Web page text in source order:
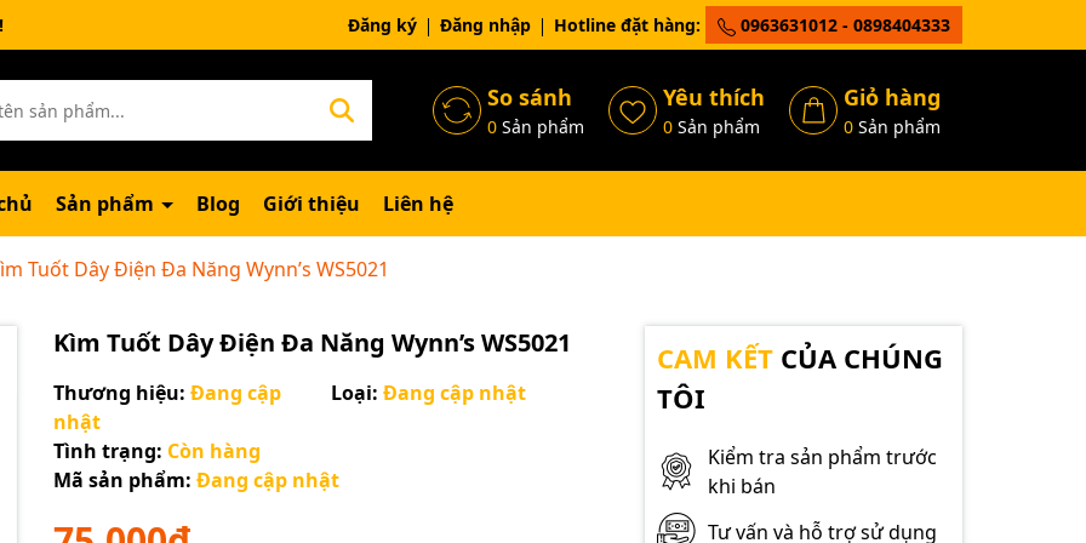
chờ đợi bạn Đăng ký Đăng nhập Hotline đặt hàng: 0963631012 - 0898404333
So sánh
0Sản phẩm
Yêu thích
0Sản phẩm
Giỏ hàng
0Sản phẩm
Sản phẩm Blog Giới thiệu Liên hệ
Tuốt Dây Điện Đa Năng Wynn’s WS5021
Kìm Tuốt Dây Điện Đa Năng Wynn’s WS5021
Thương hiệu: Đang cập
nhật
Loại: Đang cập nhật
Tình trạng: Còn hàng
Mã sản phẩm: Đang cập nhật
CAM KẾTCỦA CHÚNG
TÔI
Kiểm tra sản phẩm trước
khi bán
Tư vấn và hỗ trợ sử dụng